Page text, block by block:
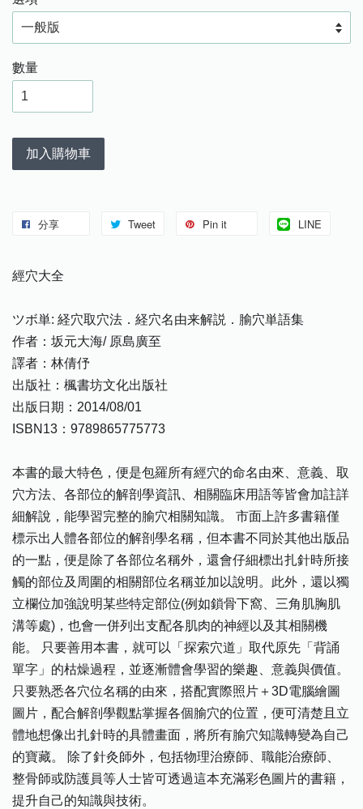
數量
加入購物車
分享 Tweet Pin it LINE
經穴大全
ツボ単: 経穴取穴法．経穴名由来解説．腧穴単語集
作者：坂元大海/ 原島廣至
譯者：林倩伃
出版社：楓書坊文化出版社
出版日期：2014/08/01
ISBN13：9789865775773
本書的最大特色，便是包羅所有經穴的命名由來、意義、取
穴方法、各部位的解剖學資訊、相關臨床用語等皆會加註詳
細解說，能學習完整的腧穴相關知識。 市面上許多書籍僅
標示出人體各部位的解剖學名稱，但本書不同於其他出版品
的一點，便是除了各部位名稱外，還會仔細標出扎針時所接
觸的部位及周圍的相關部位名稱並加以說明。此外，還以獨
立欄位加強說明某些特定部位(例如鎖骨下窩、三角肌胸肌
溝等處)，也會一併列出支配各肌肉的神經以及其相關機
能。 只要善用本書，就可以「探索穴道」取代原先「背誦
單字」的枯燥過程，並逐漸體會學習的樂趣、意義與價值。
只要熟悉各穴位名稱的由來，搭配實際照片＋3D電腦繪圖
圖片，配合解剖學觀點掌握各個腧穴的位置，便可清楚且立
體地想像出扎針時的具體畫面，將所有腧穴知識轉變為自己
的寶藏。 除了針灸師外，包括物理治療師、職能治療師、
整骨師或防護員等人士皆可透過這本充滿彩色圖片的書籍，
提升自己的知識與技術。